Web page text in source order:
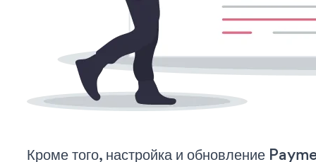
Кроме того, настройка и обновление